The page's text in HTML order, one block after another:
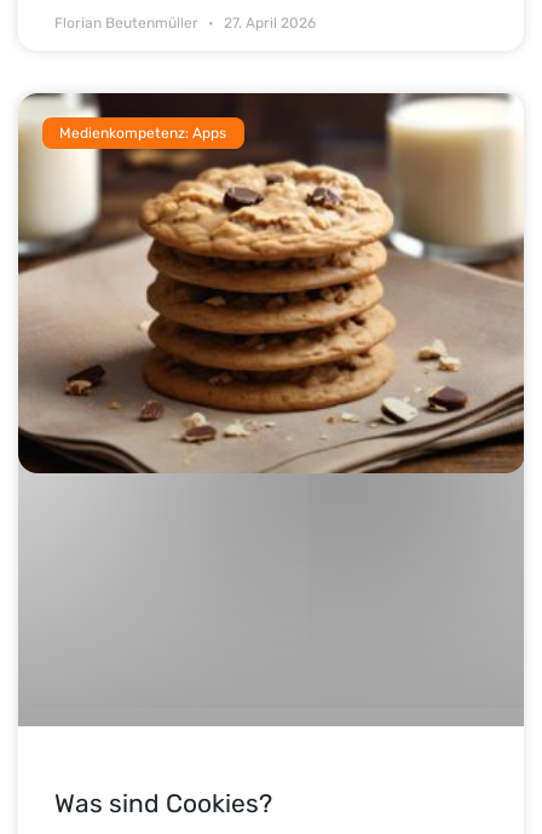
Florian Beutenmüller 27. April 2026
Medienkompetenz: Apps
Was sind Cookies?